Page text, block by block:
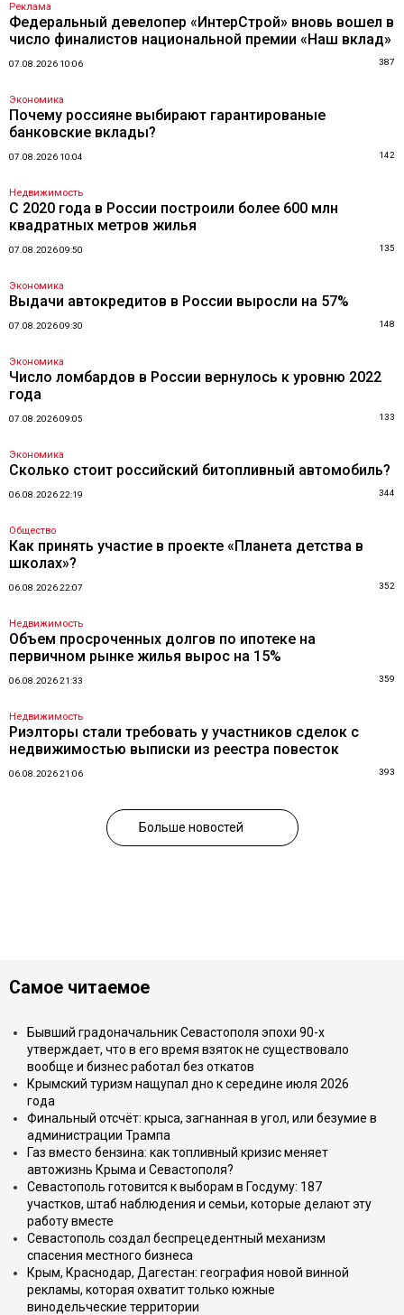
Реклама
Федеральный девелопер «ИнтерСтрой» вновь вошел в
число финалистов национальной премии «Наш вклад»
07.08.2026 10:06 387
Экономика
Почему россияне выбирают гарантированые
банковские вклады?
07.08.2026 10:04 142
Недвижимость
С 2020 года в России построили более 600 млн
квадратных метров жилья
07.08.2026 09:50 135
Экономика
Выдачи автокредитов в России выросли на 57%
07.08.2026 09:30 148
Экономика
Число ломбардов в России вернулось к уровню 2022
года
07.08.2026 09:05 133
Экономика
Сколько стоит российский битопливный автомобиль?
06.08.2026 22:19 344
Общество
Как принять участие в проекте «Планета детства в
школах»?
06.08.2026 22:07 352
Недвижимость
Объем просроченных долгов по ипотеке на
первичном рынке жилья вырос на 15%
06.08.2026 21:33 359
Недвижимость
Риэлторы стали требовать у участников сделок с
недвижимостью выписки из реестра повесток
06.08.2026 21:06 393
Больше новостей
Самое читаемое
Бывший градоначальник Севастополя эпохи 90-х
утверждает, что в его время взяток не существовало
вообще и бизнес работал без откатов
Крымский туризм нащупал дно к середине июля 2026
года
Финальный отсчёт: крыса, загнанная в угол, или безумие в
администрации Трампа
Газ вместо бензина: как топливный кризис меняет
автожизнь Крыма и Севастополя?
Севастополь готовится к выборам в Госдуму: 187
участков, штаб наблюдения и семьи, которые делают эту
работу вместе
Севастополь создал беспрецедентный механизм
спасения местного бизнеса
Крым, Краснодар, Дагестан: география новой винной
рекламы, которая охватит только южные
винодельческие территории